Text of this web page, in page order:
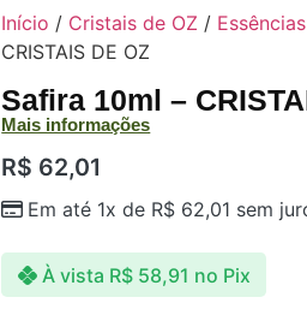
Início / Cristais de OZ /
CRISTAIS DE OZ
Safira 10ml –
Mais informações
R$ 62,01
Em até 1x de R$ 62,01 sem
À vista R$58,91 no Pix